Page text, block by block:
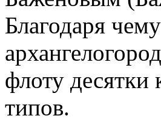
Благодаря
флоту десятки
типов.